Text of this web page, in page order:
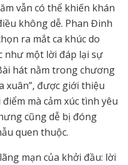
vẫn có thể khiến khán
không dễ. Phan Đinh
ra mắt ca khúc do
như một lời đáp lại sự
hát nằm trong chương
xuân”, được giới thiệu
mà cảm xúc tình yêu
cũng dễ bị đóng
quen thuộc.
mạn của khởi đầu: lời